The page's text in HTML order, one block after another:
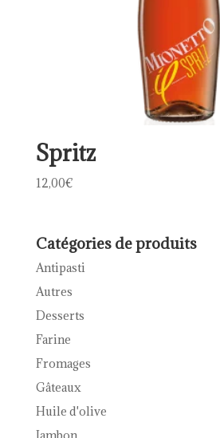
Spritz
12,00€
Catégories de produits
Antipasti
Autres
Desserts
Farine
Fromages
Gâteaux
Huile d'olive